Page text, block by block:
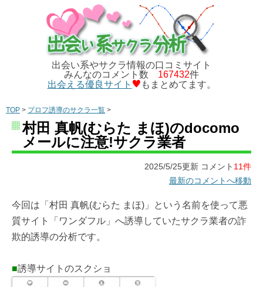
出会い系やサクラ情報の口コミサイト
みんなのコメント数 167432件
出会える優良サイト
もまとめてます。
TOP > プロフ誘導のサクラ一覧 >
村田 真帆(むらた まほ)のdocomo
メールに注意!サクラ業者
2025/5/25更新 コメント 11件
最新のコメントへ移動
今回は「村田 真帆(むらた まほ)」という名前を使って悪
質サイト「ワンダフル」へ誘導していたサクラ業者の詐
欺的誘導の分析です。
■誘導サイトのスクショ